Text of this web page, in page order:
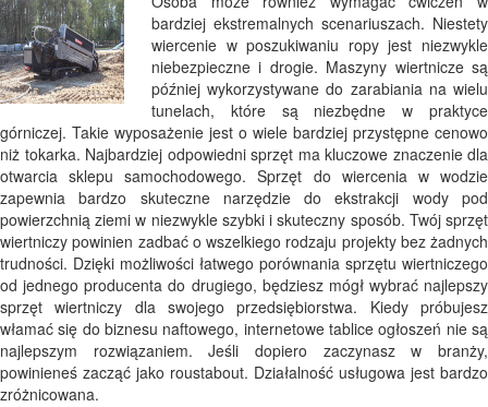
bardziej ekstremalnych scenariuszach. Niestety
wiercenie w poszukiwaniu ropy jest niezwykle
niebezpieczne i drogie. Maszyny wiertnicze są
później wykorzystywane do zarabiania na wielu
tunelach, które są niezbędne w praktyce
górniczej. Takie wyposażenie jest o wiele bardziej przystępne cenowo
niż tokarka. Najbardziej odpowiedni sprzęt ma kluczowe znaczenie dla
otwarcia sklepu samochodowego. Sprzęt do wiercenia w wodzie
zapewnia bardzo skuteczne narzędzie do ekstrakcji wody pod
powierzchnią ziemi w niezwykle szybki i skuteczny sposób. Twój sprzęt
wiertniczy powinien zadbać o wszelkiego rodzaju projekty bez żadnych
trudności. Dzięki możliwości łatwego porównania sprzętu wiertniczego
od jednego producenta do drugiego, będziesz mógł wybrać najlepszy
sprzęt wiertniczy dla swojego przedsiębiorstwa. Kiedy próbujesz
włamać się do biznesu naftowego, internetowe tablice ogłoszeń nie są
najlepszym rozwiązaniem. Jeśli dopiero zaczynasz w branży,
powinieneś zacząć jako roustabout. Działalność usługowa jest bardzo
zróżnicowana.